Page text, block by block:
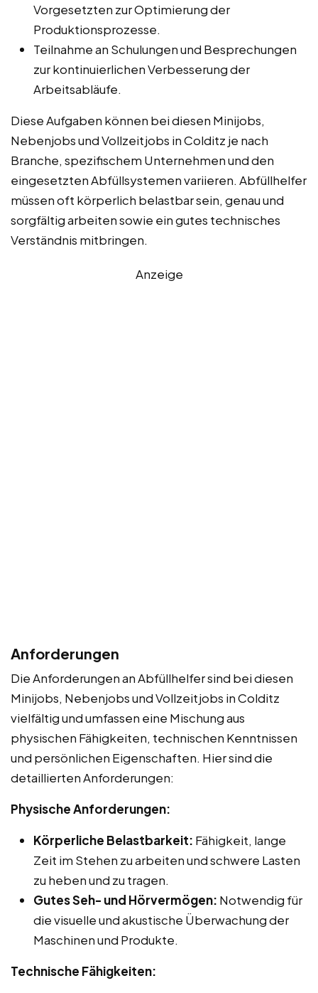
Vorgesetzten zur Optimierung der
Produktionsprozesse.
Teilnahme an Schulungen und Besprechungen
zur kontinuierlichen Verbesserung der
Arbeitsabläufe.
Diese Aufgaben können bei diesen Minijobs,
Nebenjobs und Vollzeitjobs in Colditz je nach
Branche, spezifischem Unternehmen und den
eingesetzten Abfüllsystemen variieren. Abfüllhelfer
müssen oft körperlich belastbar sein, genau und
sorgfältig arbeiten sowie ein gutes technisches
Verständnis mitbringen.
Anzeige
Anforderungen
Die Anforderungen an Abfüllhelfer sind bei diesen
Minijobs, Nebenjobs und Vollzeitjobs in Colditz
vielfältig und umfassen eine Mischung aus
physischen Fähigkeiten, technischen Kenntnissen
und persönlichen Eigenschaften. Hier sind die
detaillierten Anforderungen:
Physische Anforderungen:
Körperliche Belastbarkeit: Fähigkeit, lange
Zeit im Stehen zu arbeiten und schwere Lasten
zu heben und zu tragen.
Gutes Seh- und Hörvermögen: Notwendig für
die visuelle und akustische Überwachung der
Maschinen und Produkte.
Technische Fähigkeiten: